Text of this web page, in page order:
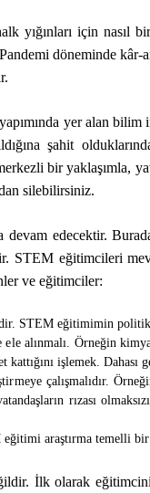
yığınları için nasıl
döneminde
yer alan bilim
şahit
bir yaklaşımla,
silebilirsiniz.
edecektir.
eğitimcileri
ve eğitimciler:
STEM eğitimimin
alınmalı. Örneğin
işlemek.
çalışmalıdır.
rızası
araştırma temelli
İlk olarak